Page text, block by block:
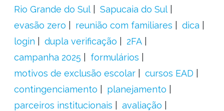
Rio Grande do Sul
Sapucaia do Sul
evasão zero
reunião com familiares
dica
login
dupla verificação
2FA
campanha 2025
formulários
motivos de exclusão escolar
cursos EAD
contingenciamento
planejamento
parceiros institucionais
avaliação